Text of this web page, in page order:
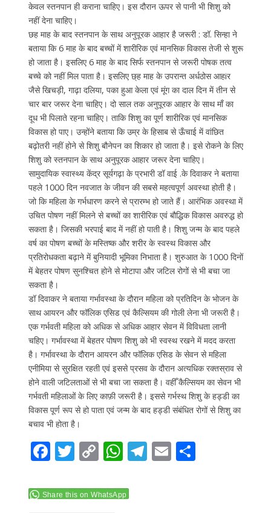
केवल स्तनपान ही कराना चाहिए। इस दौरान ऊपर से पानी भी शिशु को
नहीं देना चाहिए।
छह माह के बाद स्तनपान के साथ अनुपूरक आहार है जरूरी : डॉ. सिन्हा ने
बताया कि 6 माह के बाद बच्चों में शारीरिक एवं मानसिक विकास तेजी से शुरू
हो जाता है। इसलिए 6 माह के बाद सिर्फ स्तनपान से जरूरी पोषक तत्व
बच्चे को नहीं मिल पाता है। इसलिए छ्ह माह के उपरान्त अर्धठोस आहiर
जैसे खिचड़ी, गाढ़ा दलिया, पका हुआ केला एवं मूंग का दाल दिन में तीन से
चार बार जरूर देना चाहिए। दो साल तक अनुपूरक आहार के साथ माँ का
दूध भी पिलाते रहना चाहिए। ताकि शिशु का पूर्ण शारीरिक एवं मानसिक
विकास हो पाए। उन्होंने बताया कि उम्र के हिसाब से ऊँचाई में वांछित
बढ़ोतरी नहीं होने से शिशु बौनेपन का शिकार हो जाता है। इसे रोकने के लिए
शिशु को स्तनपान के साथ अनुपूरक आहार जरूर देना चाहिए।
सामुदायिक स्वास्थ्य केंद्र सूर्यगढ़ा के प्रभारी डॉ वाई .के दिवाकर ने बताया
पहले 1000 दिन नवजात के जीवन की सबसे महत्वपूर्ण अवस्था होती है।
जो कि महिला के गर्भधारण करने से प्रारम्भ हो जाते हैं। आरंभिक अवस्था में
उचित पोषण नहीं मिलने से बच्चों का शारीरिक एवं बौद्धिक विकास अवरुद्ध हो
सकता है। जिसकी भरपाई बाद में नहीं हो पाती है। शिशु जन्म के बाद पहले
वर्ष का पोषण बच्चों के मस्तिष्क और शरीर के स्वस्थ विकास और
प्रतिरोधकता बढ़ाने में बुनियादी भूमिका निभाता है। शुरुआत के 1000 दिनों
में बेहतर पोषण सुनश्चित होने से मोटापा और जटिल रोगों से भी बचा जा
सकता है।
डॉ दिवाकर ने बताया गर्भावस्था के दौरान महिला को प्रतिदिन के भोजन के
साथ आयरन और फॉलिक एसिड एवं कैल्सियम की गोली लेना भी जरूरी है।
एक गर्भवती महिला को अधिक से अधिक आहार सेवन में विविधता लानी
चहिए। गर्भावस्था में बेहतर पोषण शिशु को भी स्वस्थ रखने में मदद करता
है। गर्भावस्था के दौरान आयरन और फॉलिक एसिड के सेवन से महिला
एनीमिया से सुरक्षित रहती एवं इससे प्रसव के दौरान अत्यधिक रक्तस्राव से
होने वाली जटिलताओं से भी बचा जा सकता है। वहीँ कैल्सियम का सेवन भी
गर्भवती महिलाओं के लिए काफ़ी जरूरी है। इससे गर्भस्थ शिशु के हड्डी का
विकास पूर्ण रूप से हो पाता एवं जन्म के बाद हड्डी संबंधित रोगों से शिशु का
बचाव भी होता है।
F
e
T
itt
C
p
W
at
T E S
Share this on WhatsApp